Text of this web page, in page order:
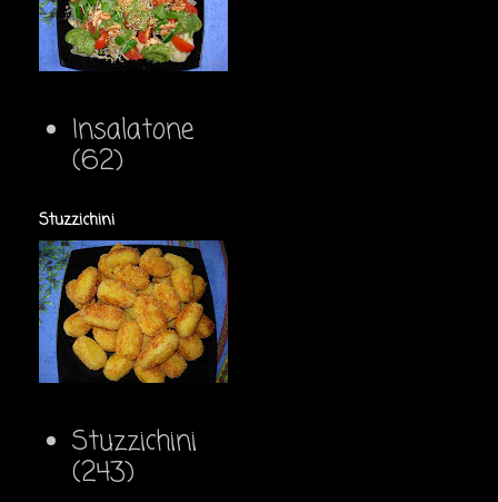
Insalatone
(62)
Stuzzichini
Stuzzichini
(243)